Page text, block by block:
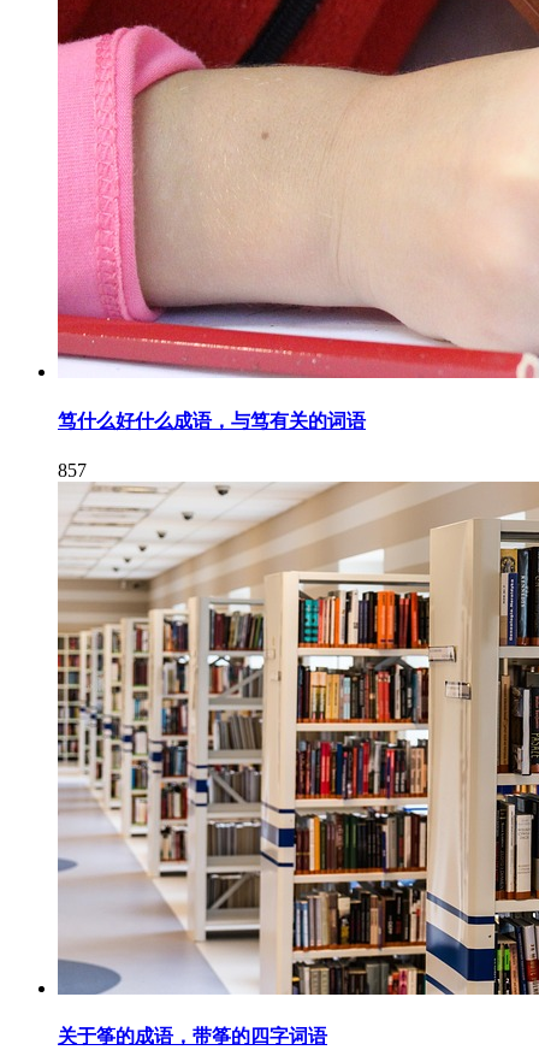
笃什么好什么成语，与笃有关的词语
857
关于筝的成语，带筝的四字词语